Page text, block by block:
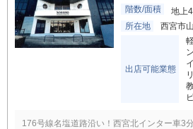
階数/面積
地上
所在地
西宮市
出店可能業態
176号線名塩道路沿い！西宮北インター車3分